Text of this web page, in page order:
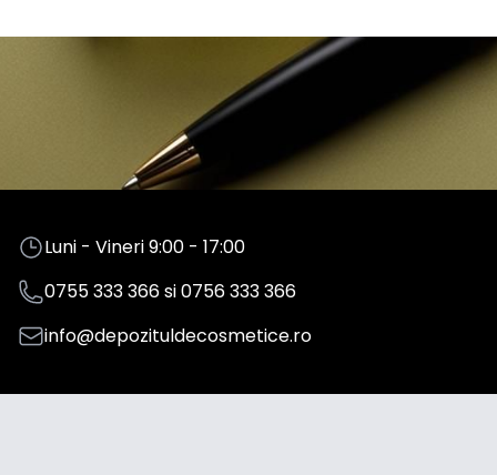
Luni - Vineri 9:00 - 17:00
0755 333 366si0756 333 366
info@depozituldecosmetice.ro